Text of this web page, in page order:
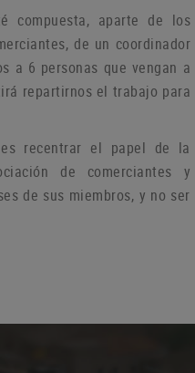
compuesta, aparte de los
de un coordinador
a 6 personas que vengan a
repartirnos el trabajo para
recentrar el papel de la
de comerciantes y
de sus miembros, y no ser